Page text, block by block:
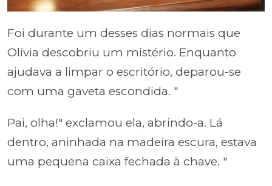
Foi durante um desses dias normais que
Olívia descobriu um mistério. Enquanto
ajudava a limpar o escritório, deparou-se
com uma gaveta escondida. "
Pai, olha!" exclamou ela, abrindo-a. Lá
dentro, aninhada na madeira escura, estava
uma pequena caixa fechada à chave. "